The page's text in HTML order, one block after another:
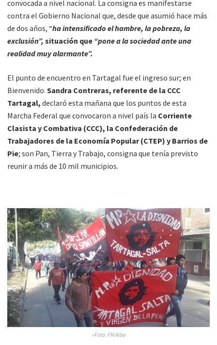
convocada a nivel nacional. La consigna es manifestarse
contra el Gobierno Nacional que, desde que asumió hace más
de dos años, “ha intensificado el hambre, la pobreza, la
exclusión”, situación que “pone a la sociedad ante una
realidad muy alarmante”.
El punto de encuentro en Tartagal fue el ingreso sur; en
Bienvenido. Sandra Contreras, referente de la CCC
Tartagal, declaró esta mañana que los puntos de esta
Marcha Federal que convocaron a nivel país la Corriente
Clasista y Combativa (CCC), la Confederación de
Trabajadores de la Economía Popular (CTEP) y Barrios de
Pie; son Pan, Tierra y Trabajo, consigna que tenía previsto
reunir a más de 10 mil municipios.
»Foto: FM Alba